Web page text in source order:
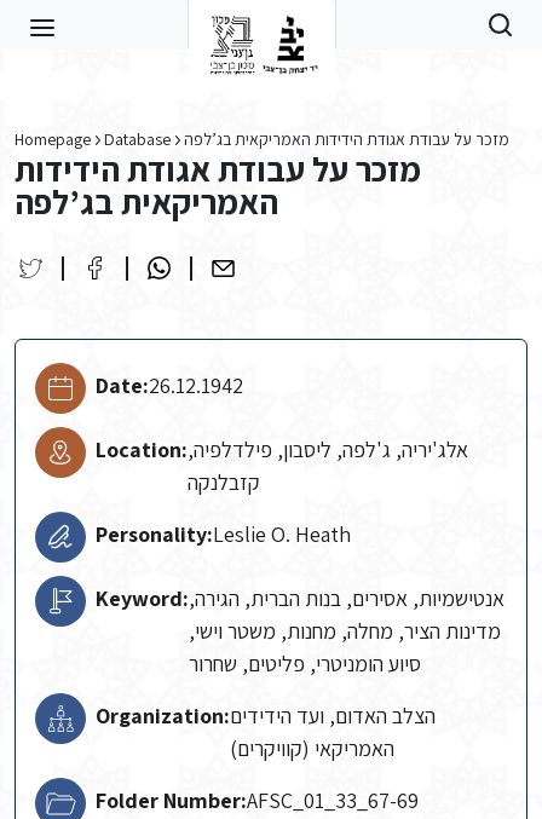
Homepage Database מזכר על עבודת אגודת הידידות האמריקאית בג’לפה
מזכר על עבודת אגודת הידידות
האמריקאית בג’לפה
Date:26.12.1942
Location:אלג'יריה, ג'לפה, ליסבון, פילדלפיה,
קזבלנקה
Personality:Leslie O. Heath
Keyword:אנטישמיות, אסירים, בנות הברית, הגירה,
מדינות הציר, מחלה, מחנות, משטר וישי,
סיוע הומניטרי, פליטים, שחרור
Organization:הצלב האדום, ועד הידידים
האמריקאי (קוויקרים)
Folder Number:AFSC_01_33_67-69